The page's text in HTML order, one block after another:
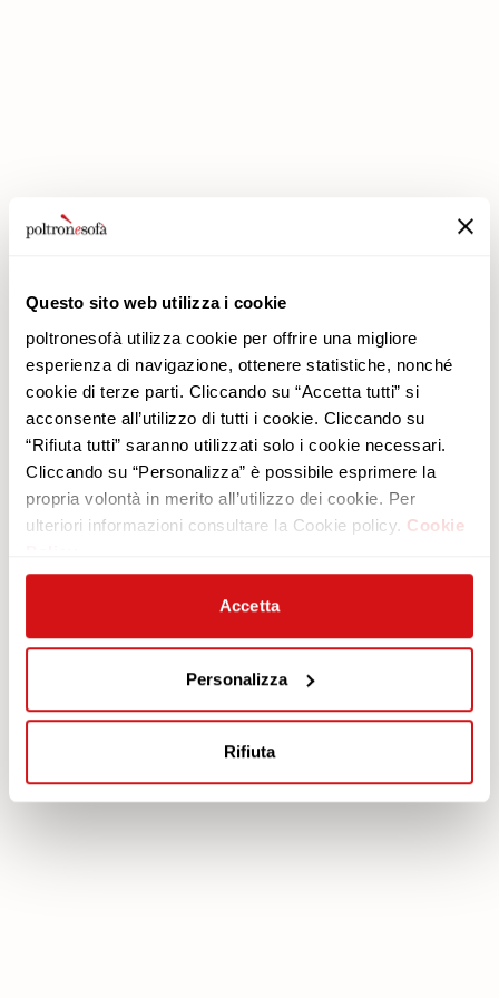
Questo sito web utilizza i cookie
poltronesofà utilizza cookie per offrire una migliore
esperienza di navigazione, ottenere statistiche, nonché
cookie di terze parti. Cliccando su “Accetta tutti” si
acconsente all’utilizzo di tutti i cookie. Cliccando su
“Rifiuta tutti” saranno utilizzati solo i cookie necessari.
Cliccando su “Personalizza” è possibile esprimere la
propria volontà in merito all’utilizzo dei cookie. Per
ulteriori informazioni consultare la Cookie policy. Cookie
Accetta
Personalizza
Rifiuta
Azienda
Perché Sceglierci
Negozi
Lavora con noi
Contatti
Newsletter
Prodotti
Promozioni
Rivestimenti
Divani
Poltrone
Cookie policy
Codice etico
Whistleblowing
Servizi
Piano protezione